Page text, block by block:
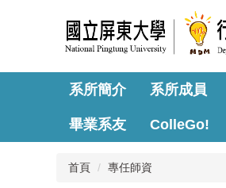
系所簡介 系所成員
畢業系友 ColleGo!
首頁 專任師資